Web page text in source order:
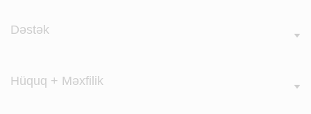
Dəstək
Hüquq + Məxfilik